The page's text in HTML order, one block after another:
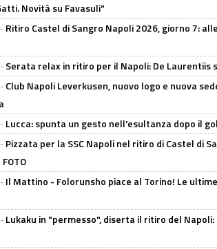
Novità su Favasuli"
Ritiro Castel di Sangro Napoli 2026, giorno 7:
Serata relax in ritiro per il Napoli: De Laurentiis
Club Napoli Leverkusen, nuovo logo e nuova
Lucca: spunta un gesto nell'esultanza dopo il
Pizzata per la SSC Napoli nel ritiro di Castel di
Il Mattino - Folorunsho piace al Torino! Le
Lukaku in "permesso", diserta il ritiro del